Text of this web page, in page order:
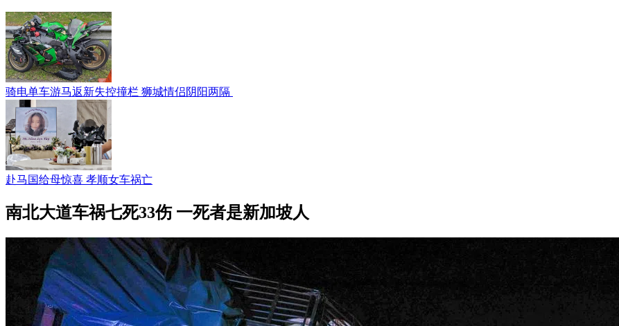
骑电单车游马返新失控撞栏 狮城情侣阴阳两隔
赴马国给母惊喜 孝顺女车祸亡
南北大道车祸七死33伤 一死者是新加坡人